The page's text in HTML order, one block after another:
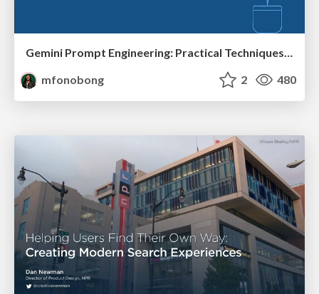
Gemini Prompt Engineering: Practical Techniques for Tangible AI Outcomes
mfonobong
2 480